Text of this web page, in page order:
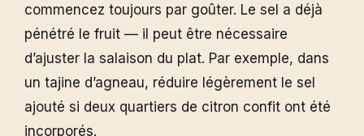
commencez toujours par goûter. Le sel a déjà
pénétré le fruit — il peut être nécessaire
d’ajuster la salaison du plat. Par exemple, dans
un tajine d’agneau, réduire légèrement le sel
ajouté si deux quartiers de citron confit ont été
incorporés.